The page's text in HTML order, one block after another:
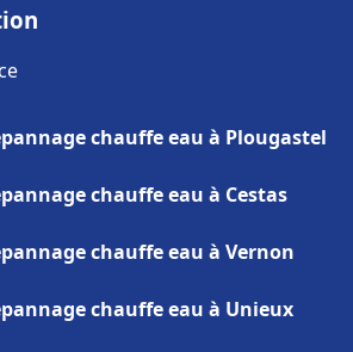
chauffe eau à Plougastel
chauffe eau à Cestas
chauffe eau à Vernon
chauffe eau à Unieux